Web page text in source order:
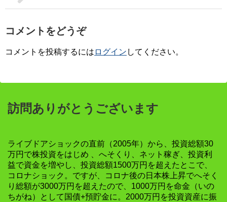
コメントをどうぞ
コメントを投稿するには ログイン してください。
訪問ありがとうございます
ライブドアショックの直前（2005年）から、投資総額30
万円で株投資をはじめ 、へそくり、ネット稼ぎ、投資利
益で資金を増やし、投資総額1500万円を超えたとこで、
コロナショック。ですが、コロナ後の日本株上昇でへそく
り総額が3000万円を超えたので、1000万円を命金（いの
ちがね）として国債+預貯金に。2000万円を投資資産に振